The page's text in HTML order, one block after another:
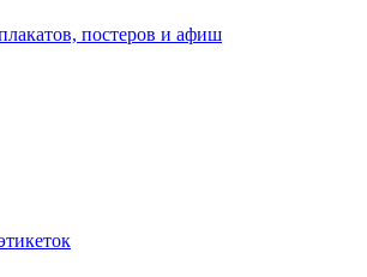
постеров и афиш